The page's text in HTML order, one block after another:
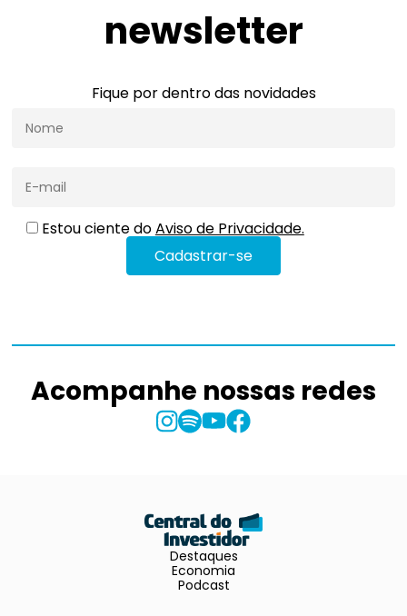
newsletter
Fique por dentro das novidades
Estou ciente doAviso de Privacidade.
Acompanhe nossas redes
Destaques
Economia
Podcast